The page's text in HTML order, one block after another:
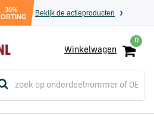
30%
Bekijk de actieproducten
0
Winkelwagen
)